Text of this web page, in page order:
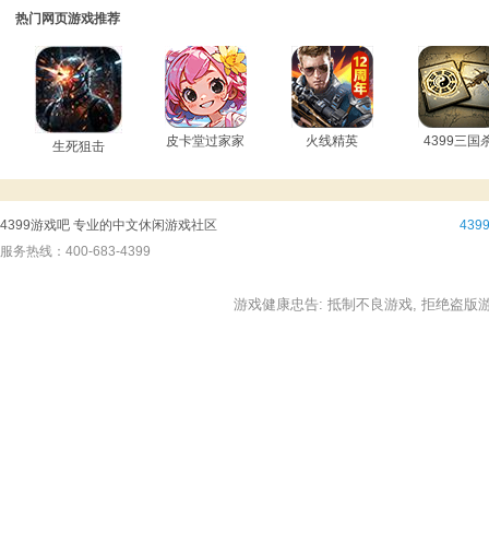
热门网页游戏推荐
生死狙击 皮卡堂过家家 火线精英 4399三国
4399游戏吧 专业的中文休闲游戏社区
服务热线：400-683-4399
游戏健康忠告: 抵制不良游戏, 拒绝盗版